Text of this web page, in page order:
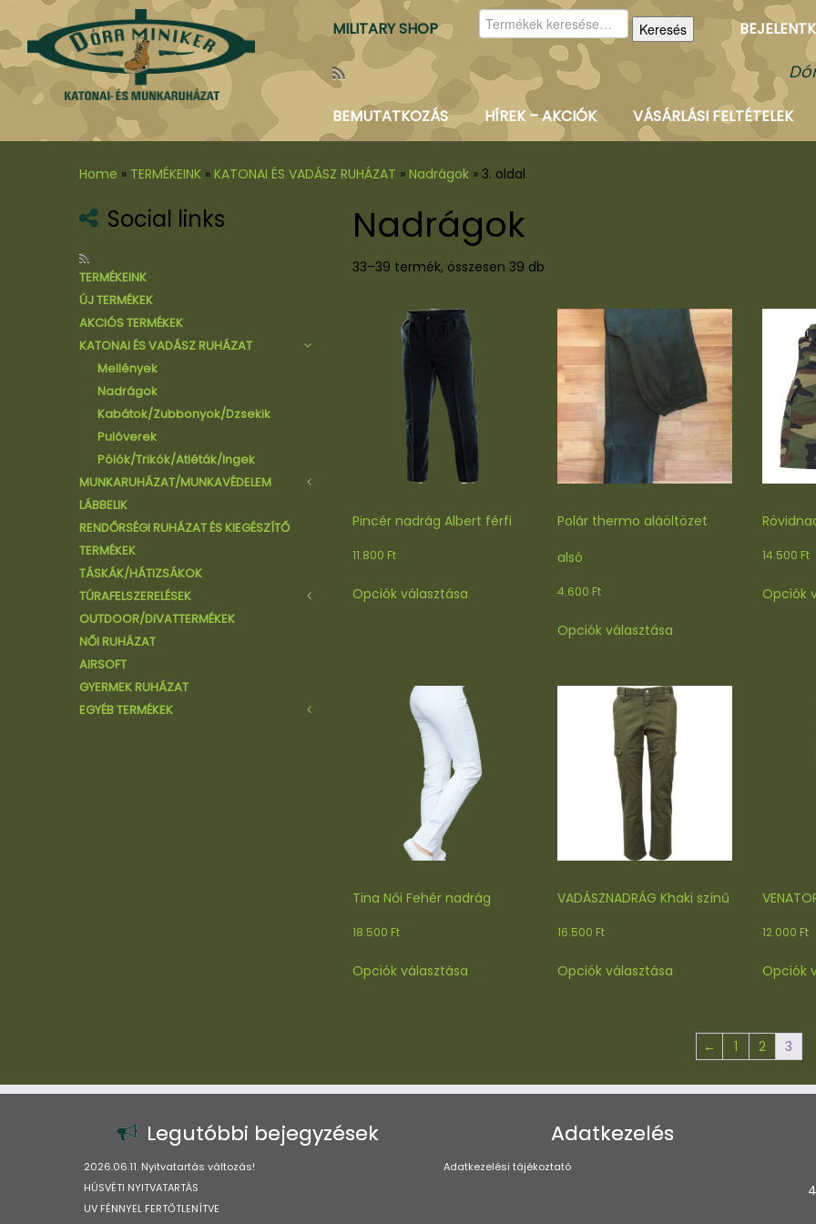
MILITARY SHOP
Keresés
a
következőre:
Keresés
BEMUTATKOZÁS HÍREK – AKCIÓK VÁSÁRLÁSI FELTÉTELEK
Home » TERMÉKEINK » KATONAI ÉS VADÁSZ RUHÁZAT » Nadrágok » 3. oldal
Social links
TERMÉKEINK
ÚJ TERMÉKEK
AKCIÓS TERMÉKEK
KATONAI ÉS VADÁSZ RUHÁZAT
Mellények
Nadrágok
Kabátok/Zubbonyok/Dzsekik
Pulóverek
Pólók/Trikók/Atléták/Ingek
MUNKARUHÁZAT/MUNKAVÉDELEM
Mellények
Nadrágok/Rövidnadrágok
Kabátok/Zubbonyok/Dzsekik
Vendéglátói ruházat
Köpenyek/Tunikák
Egyéb kiegészítő termékek
LÁBBELIK
RENDŐRSÉGI RUHÁZAT ÉS KIEGÉSZÍTŐ
TERMÉKEK
TÁSKÁK/HÁTIZSÁKOK
TÚRAFELSZERELÉSEK
Hálózsákok/Sátrak
Kések
Lámpák
Kulacsok/Tájolók
Cipők/Bakancsok
OUTDOOR/DIVATTERMÉKEK
NŐI RUHÁZAT
AIRSOFT
GYERMEK RUHÁZAT
EGYÉB TERMÉKEK
Nadrágok
33–39 termék, összesen 39 db
Pincér nadrág Albert férfi
11.800 Ft
Opciók választása
A
változatok
termékoldalon
választhatók
ki
Polár thermo aláöltözet
alsó
4.600 Ft
Opciók választásaa
variációja
van.
A
változatok
a
termékoldalon
választhatók
14.500 Ft
Opciók
Tina Női Fehér nadrág
18.500 Ft
Opciók választása
változatok
termékoldalon
választhatók
VADÁSZNADRÁG Khaki színű
16.500 Ft
Opciók választásaa
variációja
van.
változatok
termékoldalon
12.000 Ft
Opciók
← 1 2 3
Legutóbbi bejegyzések
2026.06.11. Nyitvatartás változás!
HÚSVÉTI NYITVATARTÁS
UV FÉNNYEL FERTŐTLENÍTVE
Adatkezelés
Adatkezelési tájékoztató